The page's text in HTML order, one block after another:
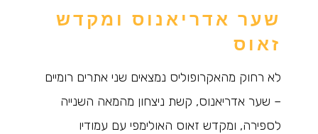
שער אדריאנוס ומקדש
זאוס
לא רחוק מהאקרופוליס נמצאים שני אתרים רומיים
– שער אדריאנוס, קשת ניצחון מהמאה השנייה
לספירה, ומקדש זאוס האולימפי עם עמודיו